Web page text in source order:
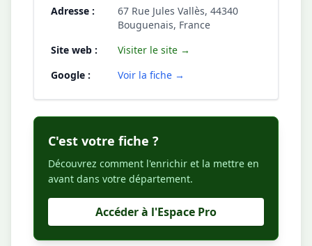
Adresse :
67 Rue Jules Vallès, 44340
Bouguenais, France
Site web :
Visiter le site →
Google :
Voir la fiche →
C'est votre fiche ?
Découvrez comment l'enrichir et la mettre en
avant dans votre département.
Accéder à l'Espace Pro